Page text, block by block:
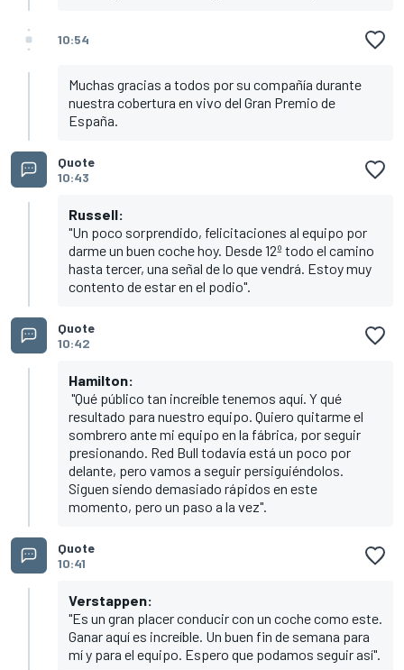
10:54
Muchas gracias a todos por su compañía durante
nuestra cobertura en vivo del Gran Premio de
España.
Quote
10:43
Russell:
"Un poco sorprendido, felicitaciones al equipo por
darme un buen coche hoy. Desde 12º todo el camino
hasta tercer, una señal de lo que vendrá. Estoy muy
contento de estar en el podio".
Quote
10:42
Hamilton:
"Qué público tan increíble tenemos aquí. Y qué
resultado para nuestro equipo. Quiero quitarme el
sombrero ante mi equipo en la fábrica, por seguir
presionando. Red Bull todavía está un poco por
delante, pero vamos a seguir persiguiéndolos.
Siguen siendo demasiado rápidos en este
momento, pero un paso a la vez".
Quote
10:41
Verstappen:
"Es un gran placer conducir con un coche como este.
Ganar aquí es increíble. Un buen fin de semana para
mí y para el equipo. Espero que podamos seguir así".